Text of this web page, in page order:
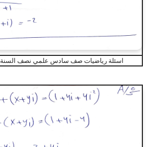
اسئلة رياضيات صف سادس علمي نصف السنة 2022 مع الاجوبة